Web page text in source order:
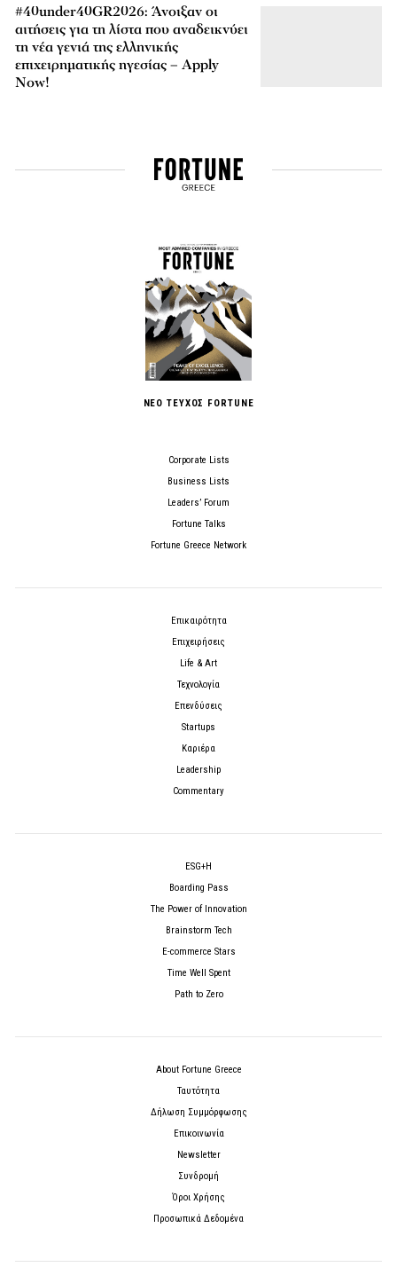
#40under40GR2026: Άνοιξαν οι
αιτήσεις για τη λίστα που αναδεικνύει
τη νέα γενιά της ελληνικής
επιχειρηματικής ηγεσίας – Apply
Now!
ΝΕΟ ΤΕΥΧΟΣ FORTUNE
Corporate Lists
Business Lists
Leaders’ Forum
Fortune Talks
Fortune Greece Network
Επικαιρότητα
Επιχειρήσεις
Life & Art
Τεχνολογία
Επενδύσεις
Startups
Καριέρα
Leadership
Commentary
ESG+H
Boarding Pass
The Power of Innovation
Brainstorm Tech
E-commerce Stars
Time Well Spent
Path to Zero
About Fortune Greece
Ταυτότητα
Δήλωση Συμμόρφωσης
Επικοινωνία
Newsletter
Συνδρομή
Όροι Χρήσης
Προσωπικά Δεδομένα